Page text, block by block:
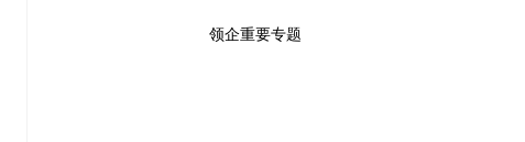
领企重要专题